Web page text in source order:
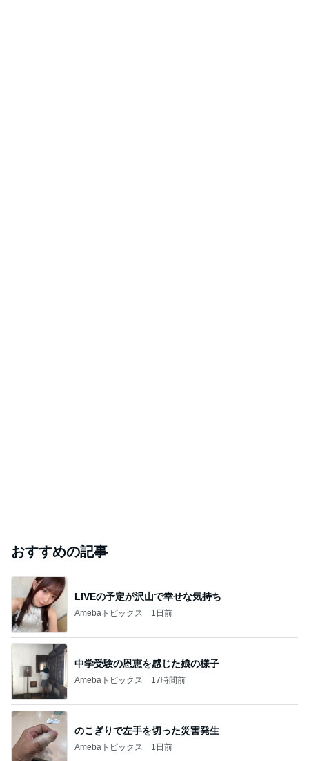
おすすめの記事
LIVEの予定が沢山で幸せな気持ち
Amebaトピックス 1日前
中学受験の恩恵を感じた娘の様子
Amebaトピックス 17時間前
のこぎりで左手を切った災害発生
Amebaトピックス 1日前